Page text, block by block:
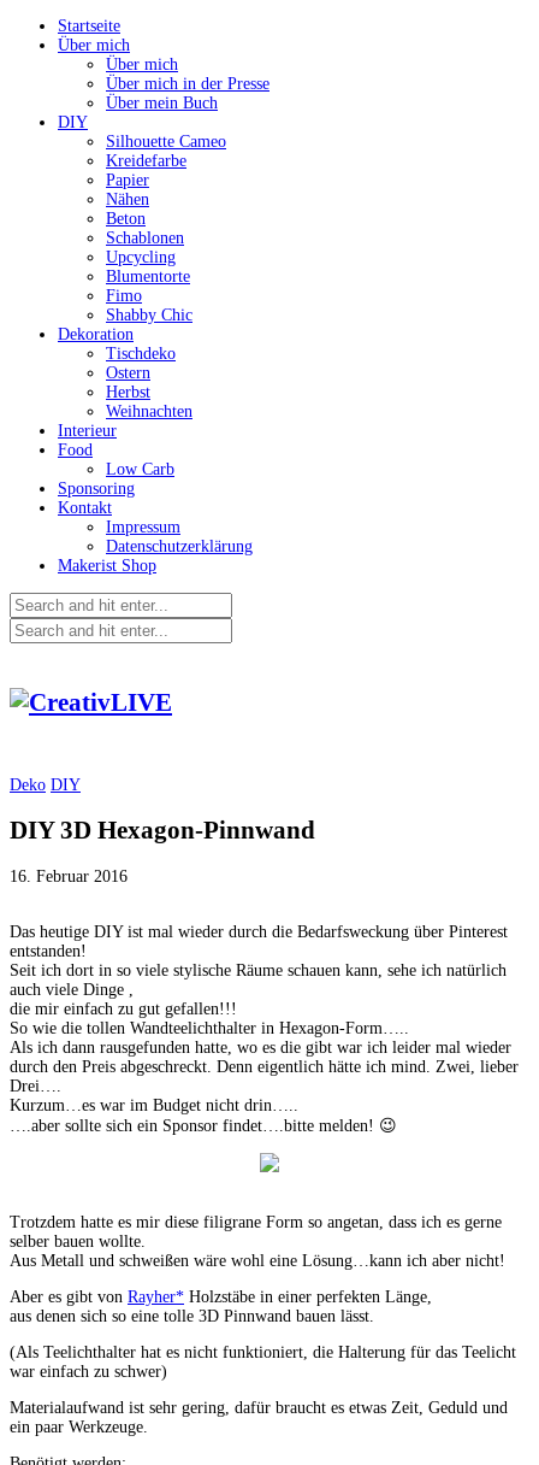
Startseite
Über mich
Über mich
Über mich in der Presse
Über mein Buch
DIY
Silhouette Cameo
Kreidefarbe
Papier
Nähen
Beton
Schablonen
Upcycling
Blumentorte
Fimo
Shabby Chic
Dekoration
Tischdeko
Ostern
Herbst
Weihnachten
Interieur
Food
Low Carb
Sponsoring
Kontakt
Impressum
Datenschutzerklärung
Makerist Shop
Deko DIY
DIY 3D Hexagon-Pinnwand
16. Februar 2016
Das heutige DIY ist mal wieder durch die Bedarfsweckung über Pinterest
entstanden!
Seit ich dort in so viele stylische Räume schauen kann, sehe ich natürlich
auch viele Dinge ,
die mir einfach zu gut gefallen!!!
So wie die tollen Wandteelichthalter in Hexagon-Form…..
Als ich dann rausgefunden hatte, wo es die gibt war ich leider mal wieder
durch den Preis abgeschreckt. Denn eigentlich hätte ich mind. Zwei, lieber
Drei….
Kurzum…es war im Budget nicht drin…..
….aber sollte sich ein Sponsor findet….bitte melden! 😉
Trotzdem hatte es mir diese filigrane Form so angetan, dass ich es gerne
selber bauen wollte.
Aus Metall und schweißen wäre wohl eine Lösung…kann ich aber nicht!
Aber es gibt von Rayher* Holzstäbe in einer perfekten Länge,
aus denen sich so eine tolle 3D Pinnwand bauen lässt.
(Als Teelichthalter hat es nicht funktioniert, die Halterung für das Teelicht
war einfach zu schwer)
Materialaufwand ist sehr gering, dafür braucht es etwas Zeit, Geduld und
ein paar Werkzeuge.